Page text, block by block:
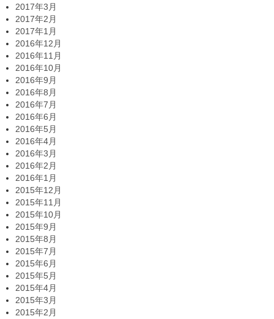
2017年3月
2017年2月
2017年1月
2016年12月
2016年11月
2016年10月
2016年9月
2016年8月
2016年7月
2016年6月
2016年5月
2016年4月
2016年3月
2016年2月
2016年1月
2015年12月
2015年11月
2015年10月
2015年9月
2015年8月
2015年7月
2015年6月
2015年5月
2015年4月
2015年3月
2015年2月